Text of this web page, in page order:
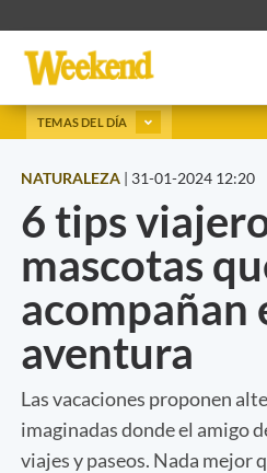
TEMAS DEL DÍA
NATURALEZA | 31-01-2024 12:20
6 tips
mascotas
acompañan
aventura
Las vacaciones proponen
imaginadas donde el amigo
viajes y paseos. Nada mejor